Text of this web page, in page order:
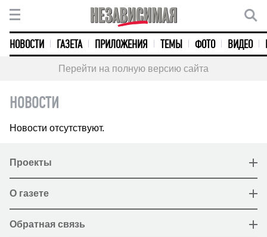
НОВОСТИ ГАЗЕТА ПРИЛОЖЕНИЯ ТЕМЫ ФОТО ВИДЕО
Перейти на полную версию сайта
НОВОСТИ
Новости отсутствуют.
Проекты
О газете
Обратная связь